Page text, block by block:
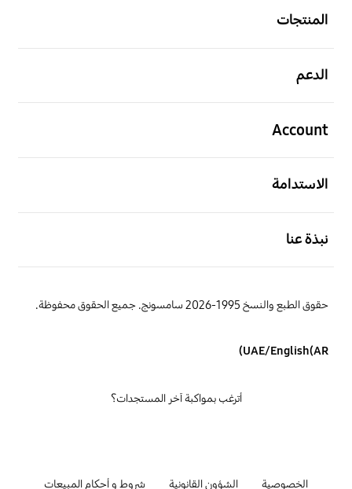
المنتجات
الدعم
Account
الاستدامة
نبذة عنا
حقوق الطبع والنسخ 1995-2026 سامسونج. جميع الحقوق محفوظة.
UAE/English(AR)
الخصوصية الشؤون القانونية شروط و أحكام المبيعات
أترغب بمواكبة آخر المستجدات؟